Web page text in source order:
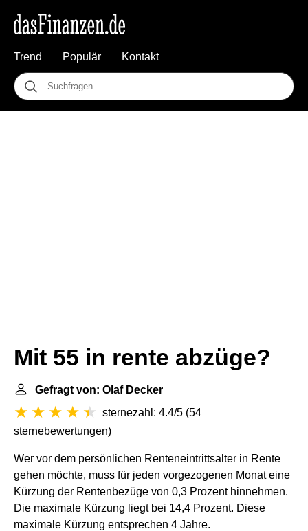
Trend Populär Kontakt
Mit 55 in rente abzüge?
Gefragt von: Olaf Decker
sternezahl: 4.4/5 (54
sternebewertungen)
Wer vor dem persönlichen Renteneintrittsalter in Rente
gehen möchte, muss für jeden vorgezogenen Monat eine
Kürzung der Rentenbezüge von 0,3 Prozent hinnehmen.
Die maximale Kürzung liegt bei 14,4 Prozent. Diese
maximale Kürzung entsprechen 4 Jahre.